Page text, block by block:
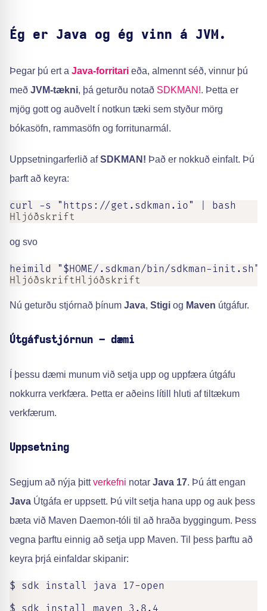
Ég er Java og ég vinn á JVM.
Þegar þú ert a Java-forritari eða, almennt séð, vinnur þú
með JVM-tækni, þá geturðu notað SDKMAN!. Þetta er
mjög gott og auðvelt í notkun tæki sem styður mörg
bókasöfn, rammasöfn og forritunarmál.
Uppsetningarferlið afSDKMAN! Það er nokkuð einfalt. Þú
þarft að keyra:
curl -s "https://get.sdkman.io" | bash
Hljóðskrift
og svo
heimild "$HOME/.sdkman/bin/sdkman-init.sh"
HljóðskriftHljóðskrift
Nú geturðu stjórnað þínum Java, Stigi og Maven útgáfur.
Útgáfustjórnun – dæmi
Í þessu dæmi munum við setja upp og uppfæra útgáfu
nokkurra verkfæra. Þetta er aðeins lítill hluti af tiltækum
verkfærum.
Uppsetning
Segjum að nýja þittverkefni notar Java 17. Þú átt engan
Java Útgáfa er uppsett. Þú vilt setja hana upp og auk þess
bæta við Maven Daemon-tóli til að hraða byggingum. Þess
vegna þarftu einnig að setja upp Maven. Til þess þarftu að
keyra þrjá einfaldar skipanir:
$ sdk install java 17-open